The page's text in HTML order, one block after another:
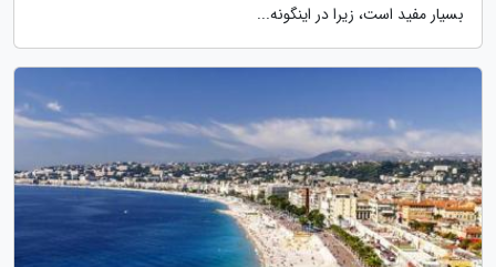
بسیار مفید است، زیرا در اینگونه...